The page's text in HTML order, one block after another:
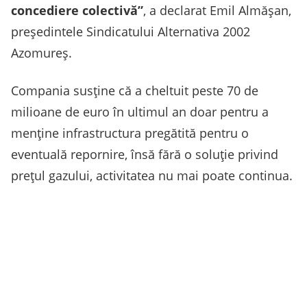
concediere colectivă”, a declarat Emil Almășan,
președintele Sindicatului Alternativa 2002
Azomureș.
Compania susține că a cheltuit peste 70 de
milioane de euro în ultimul an doar pentru a
menține infrastructura pregătită pentru o
eventuală repornire, însă fără o soluție privind
prețul gazului, activitatea nu mai poate continua.